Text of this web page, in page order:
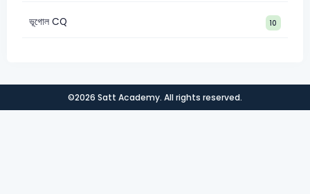
ভূগোল CQ 10
©2026 Satt Academy. All rights reserved.